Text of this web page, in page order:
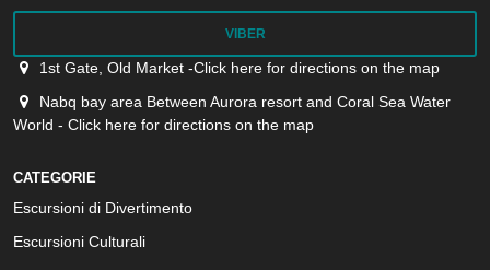
VIBER
1st Gate, Old Market -Click here for directions on the map
Nabq bay area Between Aurora resort and Coral Sea Water
World - Click here for directions on the map
CATEGORIE
Escursioni di Divertimento
Escursioni Culturali